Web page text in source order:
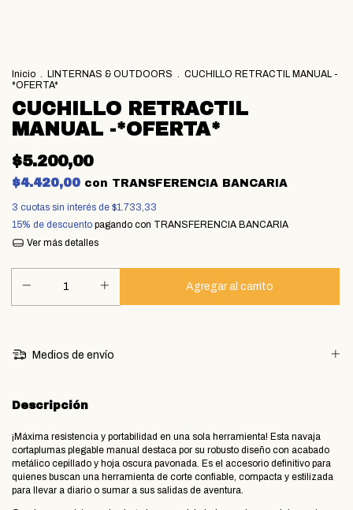
Inicio LINTERNAS & OUTDOORS
CUCHILLO RETRACTIL MANUAL -
*OFERTA*
CUCHILLO RETRACTIL
MANUAL -*OFERTA*
$5.200,00
$4.420,00 con TRANSFERENCIA BANCARIA
3 cuotas sin interés de $1.733,33
15% de descuento pagando con TRANSFERENCIA BANCARIA
Ver más detalles
Medios de envío
Descripción
​¡Máxima resistencia y portabilidad en una sola herramienta! Esta navaja
cortaplumas plegable manual destaca por su robusto diseño con acabado
metálico cepillado y hoja oscura pavonada. Es el accesorio definitivo para
quienes buscan una herramienta de corte confiable, compacta y estilizada
para llevar a diario o sumar a sus salidas de aventura.